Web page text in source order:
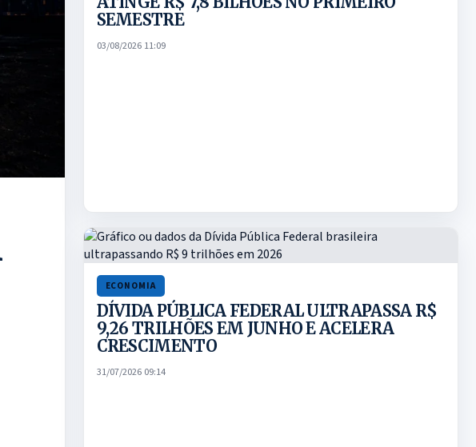
SEMESTRE
03/08/2026 11:09
ECONOMIA
DÍVIDA PÚBLICA FEDERAL ULTRAPASSA R$
9,26 TRILHÕES EM JUNHO E ACELERA
CRESCIMENTO
31/07/2026 09:14